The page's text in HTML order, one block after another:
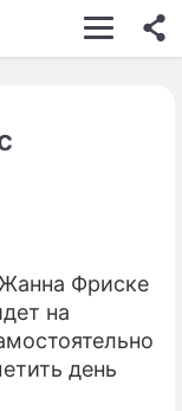
БИЗНЕС
Фриске
на
день